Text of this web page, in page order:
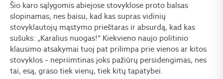
Šio karo sąlygomis abiejose stovyklose proto balsas
slopinamas, nes baisu, kad kas supras vidinių
stovyklautojų mąstymo prieštaras ir absurdą, kad kas
sušuks: „Karalius nuogas!“ Kiekvieno naujo politinio
klausimo atsakymai tuoj pat prilimpa prie vienos ar kitos
stovyklos – nepriimtinas joks pažiūrų persidengimas, nes
tai, esą, graso tiek vienų, tiek kitų tapatybei.